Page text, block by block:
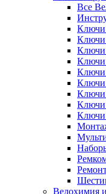
Все
Ключи
Ключи
Ключи
Ключи
Ключи
Ключи
Ключи
Ключи
Ключи
Велохимия